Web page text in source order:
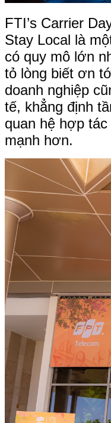
FTI’s Carrier
Stay Local là
có quy mô lớn
tỏ lòng biết ơn
doanh nghiệp
tế, khẳng định
quan hệ hợp
mạnh hơn.